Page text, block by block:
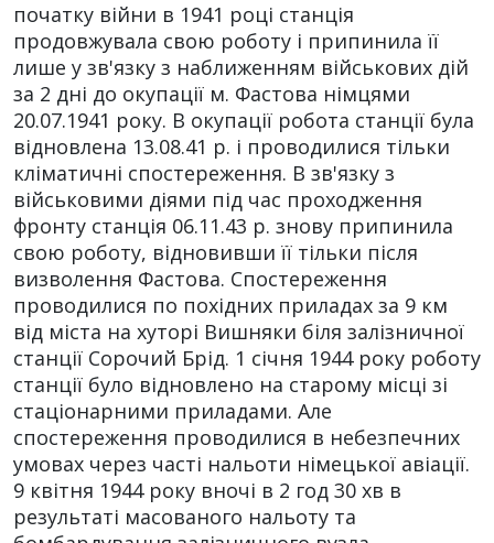
початку війни в 1941 році станція
продовжувала свою роботу і припинила її
лише у зв'язку з наближенням військових дій
за 2 дні до окупації м. Фастова німцями
20.07.1941 року. В окупації робота станції була
відновлена 13.08.41 р. і проводилися тільки
кліматичні спостереження. В зв'язку з
військовими діями під час проходження
фронту станція 06.11.43 р. знову припинила
свою роботу, відновивши її тільки після
визволення Фастова. Спостереження
проводилися по похідних приладах за 9 км
від міста на хуторі Вишняки біля залізничної
станції Сорочий Брід. 1 січня 1944 року роботу
станції було відновлено на старому місці зі
стаціонарними приладами. Але
спостереження проводилися в небезпечних
умовах через часті нальоти німецької авіації.
9 квітня 1944 року вночі в 2 год 30 хв в
результаті масованого нальоту та